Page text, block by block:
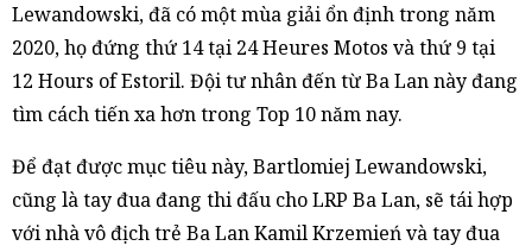
Lewandowski, đã có một mùa giải ổn định trong năm
2020, họ đứng thứ 14 tại 24 Heures Motos và thứ 9 tại
12 Hours of Estoril. Đội tư nhân đến từ Ba Lan này đang
tìm cách tiến xa hơn trong Top 10 năm nay.
Để đạt được mục tiêu này, Bartlomiej Lewandowski,
cũng là tay đua đang thi đấu cho LRP Ba Lan, sẽ tái hợp
với nhà vô địch trẻ Ba Lan Kamil Krzemień và tay đua